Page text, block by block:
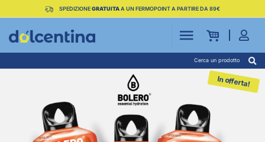
SPEDIZIONEGRATUITAA UN FERMOPOINT A PARTIRE DA 89€
Cerca un prodotto
In offerta!